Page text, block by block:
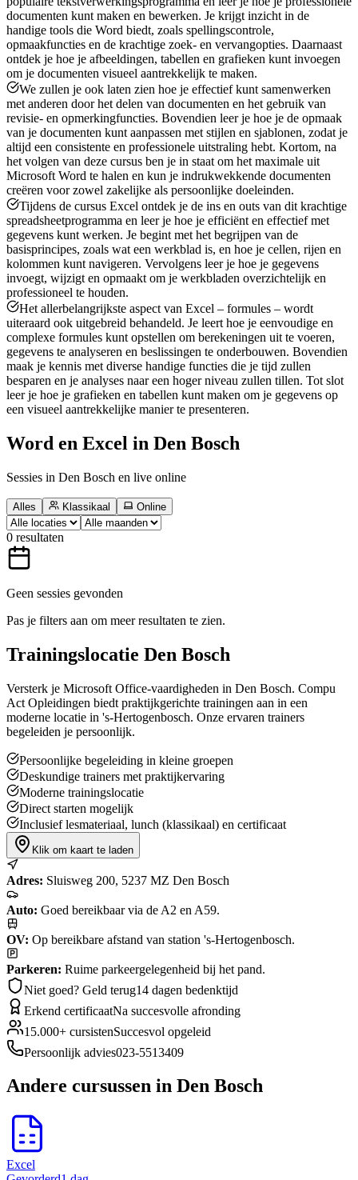
documenten kunt maken en bewerken. Je krijgt inzicht in de
handige tools die Word biedt, zoals spellingscontrole,
opmaakfuncties en de krachtige zoek- en vervangopties. Daarnaast
ontdek je hoe je afbeeldingen, tabellen en grafieken kunt invoegen
om je documenten visueel aantrekkelijk te maken.
We zullen je ook laten zien hoe je effectief kunt samenwerken
met anderen door het delen van documenten en het gebruik van
revisie- en opmerkingfuncties. Bovendien leer je hoe je de opmaak
van je documenten kunt aanpassen met stijlen en sjablonen, zodat je
altijd een consistente en professionele uitstraling hebt. Kortom, na
het volgen van deze cursus ben je in staat om het maximale uit
Microsoft Word te halen en kun je indrukwekkende documenten
creëren voor zowel zakelijke als persoonlijke doeleinden.
Tijdens de cursus Excel ontdek je de ins en outs van dit krachtige
spreadsheetprogramma en leer je hoe je efficiënt en effectief met
gegevens kunt werken. Je begint met het begrijpen van de
basisprincipes, zoals wat een werkblad is, en hoe je cellen, rijen en
kolommen kunt navigeren. Vervolgens leer je hoe je gegevens
invoegt, wijzigt en opmaakt om je werkbladen overzichtelijk en
professioneel te houden.
Het allerbelangrijkste aspect van Excel – formules – wordt
uiteraard ook uitgebreid behandeld. Je leert hoe je eenvoudige en
complexe formules kunt opstellen om berekeningen uit te voeren,
gegevens te analyseren en beslissingen te onderbouwen. Bovendien
maak je kennis met diverse handige functies die je tijd zullen
besparen en je analyses naar een hoger niveau zullen tillen. Tot slot
leer je hoe je grafieken en tabellen kunt maken om je gegevens op
een visueel aantrekkelijke manier te presenteren.
Word en Excel in Den Bosch
Sessies in Den Bosch en live online
Alles Klassikaal Online
0 resultaten
Geen sessies gevonden
Pas je filters aan om meer resultaten te zien.
Trainingslocatie Den Bosch
Versterk je Microsoft Office-vaardigheden in Den Bosch. Compu
Act Opleidingen biedt praktijkgerichte trainingen aan in een
moderne locatie in 's-Hertogenbosch. Onze ervaren trainers
begeleiden je persoonlijk.
Persoonlijke begeleiding in kleine groepen
Deskundige trainers met praktijkervaring
Moderne trainingslocatie
Direct starten mogelijk
Inclusief lesmateriaal, lunch (klassikaal) en certificaat
Klik om kaart te laden
Adres: Sluisweg 200, 5237 MZ Den Bosch
Auto: Goed bereikbaar via de A2 en A59.
OV: Op bereikbare afstand van station 's-Hertogenbosch.
Parkeren: Ruime parkeergelegenheid bij het pand.
Niet goed? Geld terug14 dagen bedenktijd
Erkend certificaatNa succesvolle afronding
15.000+ cursistenSuccesvol opgeleid
Persoonlijk advies023-5513409
Andere cursussen in Den Bosch
Excel